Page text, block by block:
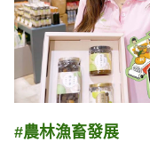
#農林漁畜發展